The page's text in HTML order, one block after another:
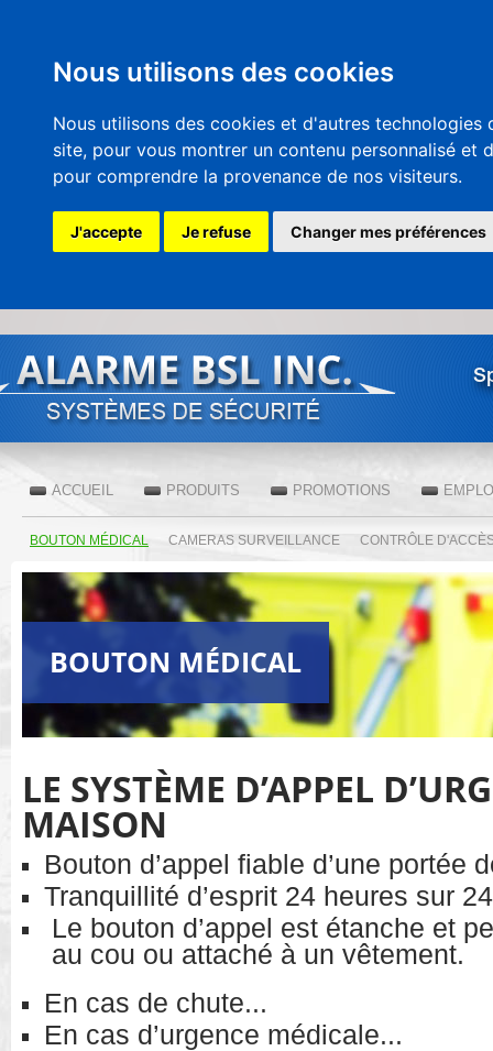
Nous utilisons des cookies
Nous utilisons des cookies et d'autres
site, pour vous montrer un contenu personnalisé
pour comprendre la provenance de nos visiteurs.
J'accepte Je refuse Changer mes préférences
ACCUEIL PRODUITS
BOUTON MÉDICAL CAMERAS SURVEILLANCE CONTRÔLE
PROMOTIONS
BOUTON MÉDICAL
LE SYSTÈME D’APPEL
MAISON
Bouton d’appel fiable d’une portée
Tranquillité d’esprit 24 heures sur
Le bouton d’appel est étanche et
au cou ou attaché à un vêtement.
En cas de chute...
En cas d’urgence médicale...